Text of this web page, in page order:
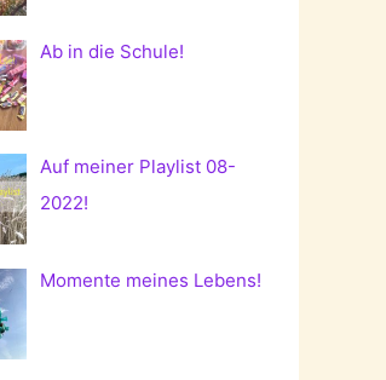
Ab in die Schule!
Auf meiner Playlist 08-
2022!
Momente meines Lebens!